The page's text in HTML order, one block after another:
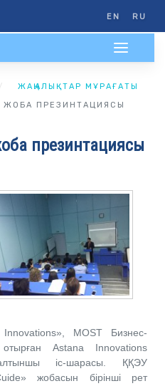
EN RU
ЖАҢАЛЫҚТАР МҰРАҒАТЫ
ЖОБА ПРЕЗИНТАЦИЯСЫ
презинтациясы
Innovations», МОST Бизнес-
отырған Astana Innovations
іс-шарасы. ҚҚЭУ
жобасын бірінші рет